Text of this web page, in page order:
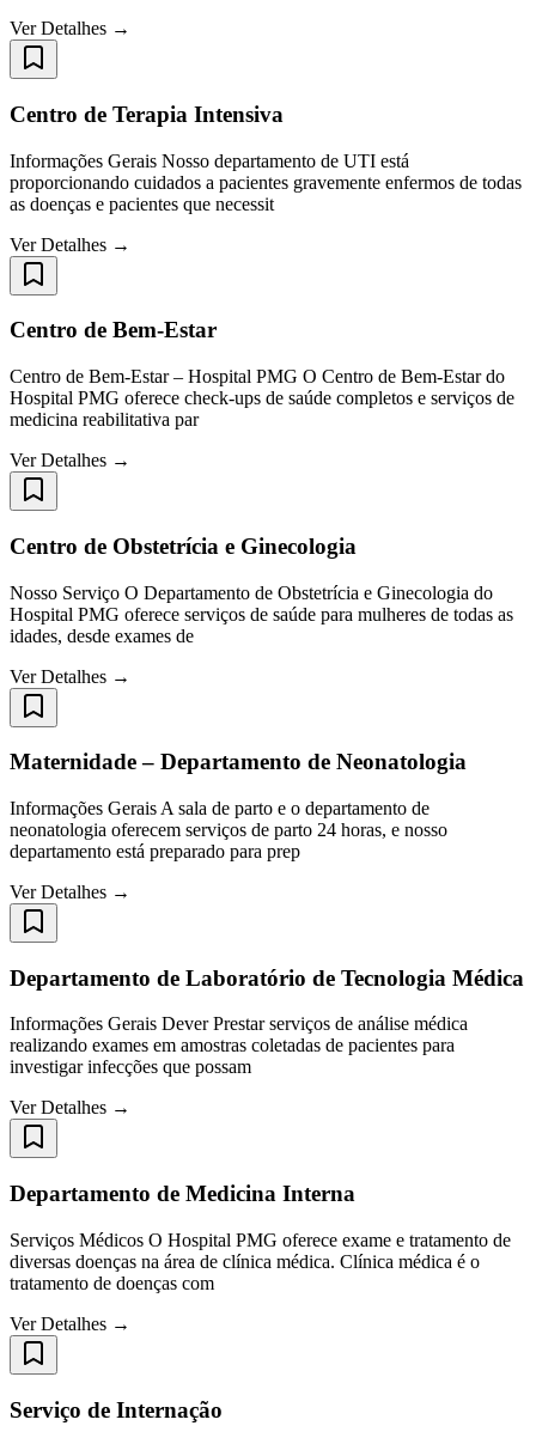
Ver Detalhes →
Centro de Terapia Intensiva
Informações Gerais Nosso departamento de UTI está
proporcionando cuidados a pacientes gravemente enfermos de todas
as doenças e pacientes que necessit
Ver Detalhes →
Centro de Bem-Estar
Centro de Bem-Estar – Hospital PMG O Centro de Bem-Estar do
Hospital PMG oferece check-ups de saúde completos e serviços de
medicina reabilitativa par
Ver Detalhes →
Centro de Obstetrícia e Ginecologia
Nosso Serviço O Departamento de Obstetrícia e Ginecologia do
Hospital PMG oferece serviços de saúde para mulheres de todas as
idades, desde exames de
Ver Detalhes →
Maternidade – Departamento de Neonatologia
Informações Gerais A sala de parto e o departamento de
neonatologia oferecem serviços de parto 24 horas, e nosso
departamento está preparado para prep
Ver Detalhes →
Departamento de Laboratório de Tecnologia Médica
Informações Gerais Dever Prestar serviços de análise médica
realizando exames em amostras coletadas de pacientes para
investigar infecções que possam
Ver Detalhes →
Departamento de Medicina Interna
Serviços Médicos O Hospital PMG oferece exame e tratamento de
diversas doenças na área de clínica médica. Clínica médica é o
tratamento de doenças com
Ver Detalhes →
Serviço de Internação